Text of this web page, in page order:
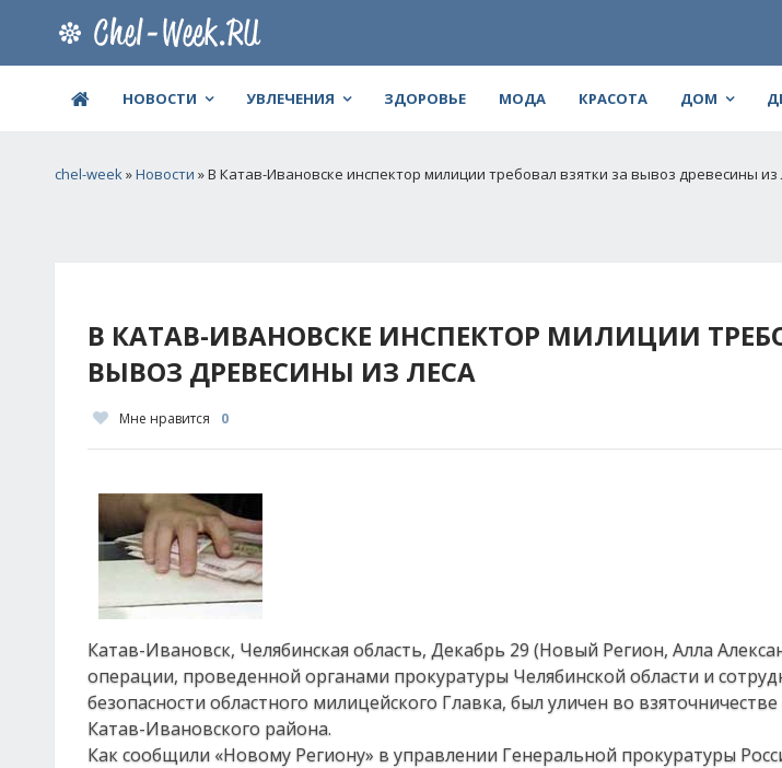
НОВОСТИ УВЛЕЧЕНИЯ ЗДОРОВЬЕ МОДА КРАСОТА ДОМ
chel-week»Новости » В Катав-Ивановске инспектор милиции требовал взятки за вывоз древесины из
В КАТАВ-ИВАНОВСКЕ ИНСПЕКТОР МИЛИЦИИ
ВЫВОЗ ДРЕВЕСИНЫ ИЗ ЛЕСА
Мне нравится 0
Катав-Ивановск, Челябинская область, Декабрь 29 (Новый Регион, Алла
операции, проведенной органами прокуратуры Челябинской области и
безопасности областного милицейского Главка, был уличен во
Катав-Ивановского района.
Как сообщили «Новому Региону» в управлении Генеральной прокуратуры